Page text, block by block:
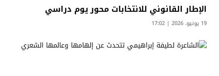
الإطار القانوني للانتخابات محور يوم دراسي
19 يونيو، 2026 | 17:02